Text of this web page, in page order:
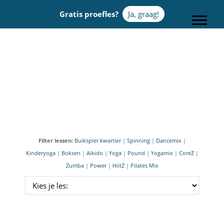
Gratis proefles? Ja, graag!
Filter lessen: Buikspier kwartier| Spinning| Dancemix|
Kinderyoga| Boksen | Aikido | Yoga| Pound | Yogamix| CoreZ|
Zumba| Power| HiitZ| Pilates Mix